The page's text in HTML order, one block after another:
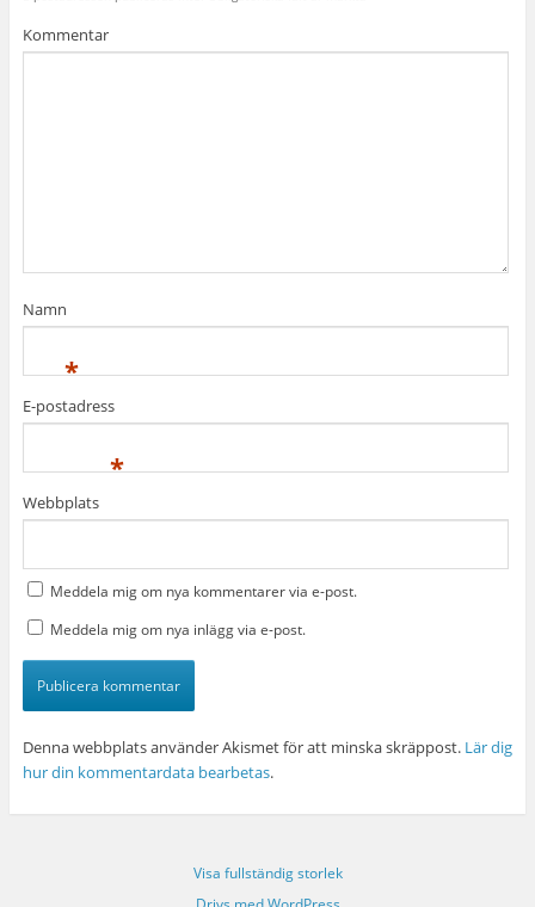
Kommentar
Namn
*
E-postadress
*
Webbplats
Meddela mig om nya kommentarer via e-post.
Meddela mig om nya inlägg via e-post.
Denna webbplats använder Akismet för att minska skräppost. Lär dig
hur din kommentardata bearbetas.
Visa fullständig storlek